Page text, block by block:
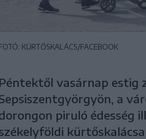
KÜRTŐSKALÁCS/FACEBOOK
Péntektől vasárnap estig
a
piruló édesség